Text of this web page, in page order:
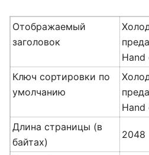
Отображаемый
заголовок
Hand
Ключ сортировки по
умолчанию
Hand
Длина страницы (в
байтах)
2048